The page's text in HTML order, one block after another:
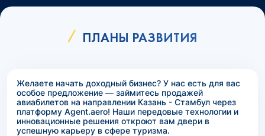
ПЛАНЫ РАЗВИТИЯ
Желаете начать доходный бизнес? У нас есть для вас
особое предложение — займитесь продажей
авиабилетов на направлении Казань - Стамбул через
платформу Agent.aero! Наши передовые технологии и
инновационные решения откроют вам двери в
успешную карьеру в сфере туризма.